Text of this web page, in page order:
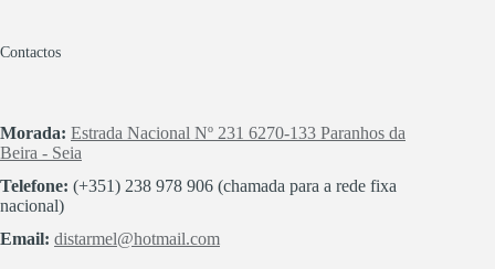
Contactos
Morada: Estrada Nacional Nº 231 6270-133 Paranhos da
Beira - Seia
Telefone: (+351) 238 978 906 (chamada para a rede fixa
nacional)
Email: distarmel@hotmail.com